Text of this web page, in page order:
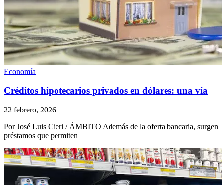
Economía
Créditos hipotecarios privados en dólares: una vía
22 febrero, 2026
Por José Luis Cieri / ÁMBITO Además de la oferta bancaria, surgen
préstamos que permiten